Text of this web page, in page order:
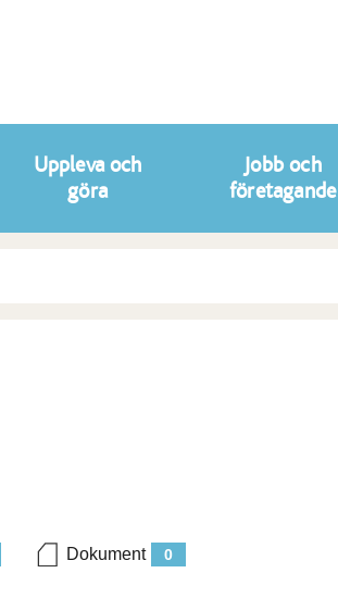
Uppleva och
göra
Jobb och
företagande
0
Dokument